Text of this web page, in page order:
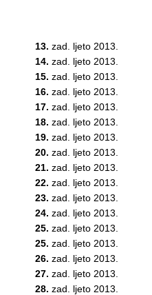
13. zad. ljeto 2013.
14. zad. ljeto 2013.
15. zad. ljeto 2013.
16. zad. ljeto 2013.
17. zad. ljeto 2013.
18. zad. ljeto 2013.
19. zad. ljeto 2013.
20. zad. ljeto 2013.
21. zad. ljeto 2013.
22. zad. ljeto 2013.
23. zad. ljeto 2013.
24. zad. ljeto 2013.
25. zad. ljeto 2013.
25. zad. ljeto 2013.
26. zad. ljeto 2013.
27. zad. ljeto 2013.
28. zad. ljeto 2013.